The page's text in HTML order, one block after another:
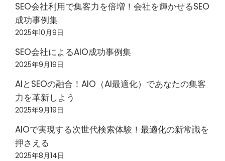
SEO会社利用で集客力を倍増！会社を輝かせるSEO
成功事例集
2025年10月9日
SEO会社によるAIO成功事例集
2025年9月19日
AIとSEOの融合！AIO（AI最適化）であなたの集客
力を革新しよう
2025年9月19日
AIOで実現する次世代検索体験！最適化の新常識を
押さえる
2025年8月14日